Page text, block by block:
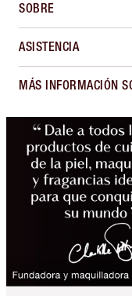
SOBRE
ASISTENCIA
MÁS INFORMACIÓN